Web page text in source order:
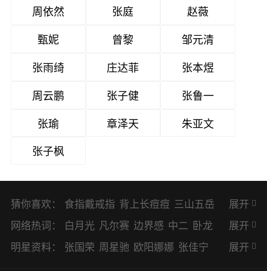
周依然
张庭
赵薇
甄妮
曾黎
邹元清
张雨绮
庄达菲
张本煜
周云鹏
张子健
张鲁一
张瑜
章泽天
朱亚文
张子枫
猜你喜欢： 食指戴戒指 背上长痘痘 三山五岳
避暑胜地
展开
网络热词：
白月光 凡尔赛 边界感 中二 卧龙
凤雏 二次元 KPI EMO CP BUG
展开
明星资料：
张国荣 周星驰 欧阳娜娜 张佳宁
展开